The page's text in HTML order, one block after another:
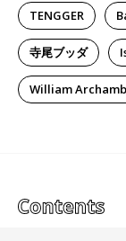
TENGGER
寺尾ブッダ
William